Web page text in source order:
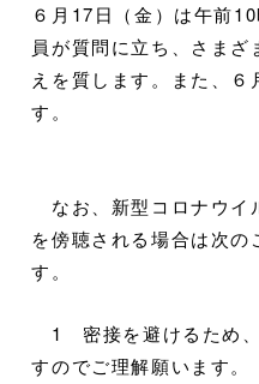
６月17日（金）は午前
員が質問に立ち、さま
えを質します。また、６
す。
なお、新型コロナウイ
を傍聴される場合は次の
す。
1 密接を避けるため、
すのでご理解願います。